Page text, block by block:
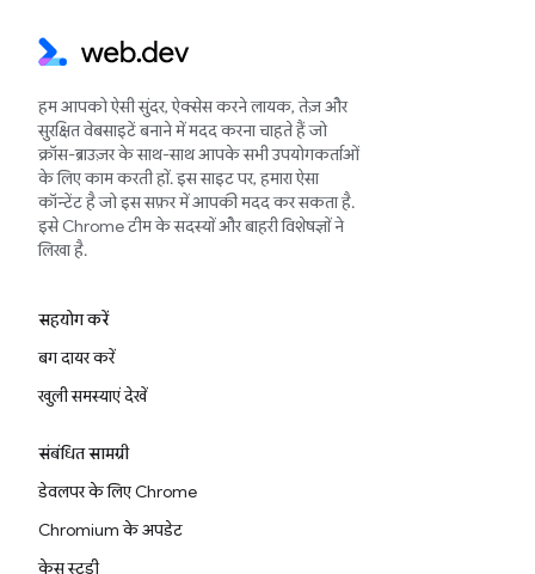
हम आपको ऐसी सुंदर, ऐक्सेस करने लायक, तेज़ और
सुरक्षित वेबसाइटें बनाने में मदद करना चाहते हैं जो
क्रॉस-ब्राउज़र के साथ-साथ आपके सभी उपयोगकर्ताओं
के लिए काम करती हों. इस साइट पर, हमारा ऐसा
कॉन्टेंट है जो इस सफ़र में आपकी मदद कर सकता है.
इसे Chrome टीम के सदस्यों और बाहरी विशेषज्ञों ने
लिखा है.
सहयोग करें
बग दायर करें
खुली समस्याएं देखें
संबंधित सामग्री
डेवलपर के लिए Chrome
Chromium के अपडेट
केस स्टडी